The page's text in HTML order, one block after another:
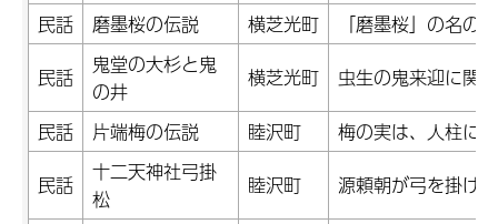
民話
磨墨桜の伝説 横芝光町
「磨墨桜」の名の
民話
鬼堂の大杉と鬼
の井
横芝光町
虫生の鬼来迎に関
民話
片端梅の伝説 睦沢町
梅の実は、人柱に
民話
十二天神社弓掛
松
睦沢町
源頼朝が弓を掛け